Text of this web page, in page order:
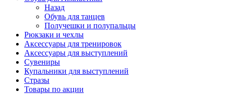
Назад
Обувь для танцев
Получешки и полупальцы
Рюкзаки и чехлы
Аксессуары для тренировок
Аксессуары для выступлений
Сувениры
Купальники для выступлений
Стразы
Товары по акции